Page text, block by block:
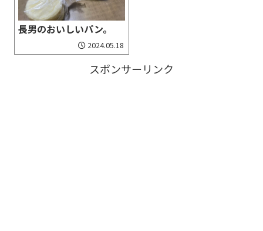
長男のおいしいパン。
2024.05.18
スポンサーリンク